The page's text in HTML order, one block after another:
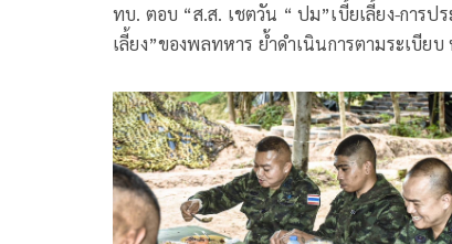
ทบ. ตอบ “ส.ส. เชตวัน “ ปม”เบี้ยเลี้ยง-การปร
เลี้ยง”ของพลทหาร ย้ำดำเนินการตามระเบีย